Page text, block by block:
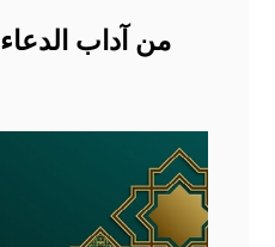
من آداب الدعاء